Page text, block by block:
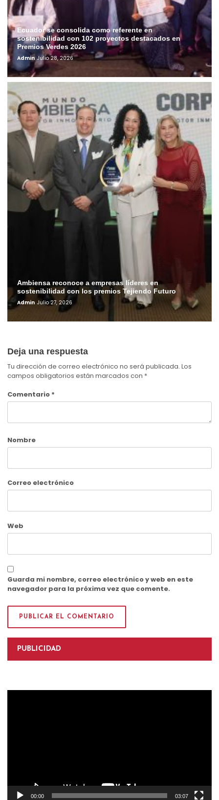
Ecuador se consolida como referente en
sostenibilidad con 102 proyectos destacados en
Premios Verdes 2026
Admin Julio 28, 2026
Ambiensa reconoce a empresas líderes en
sostenibilidad con los premios Tejiendo Futuro
Admin Julio 27, 2026
Deja una respuesta
Tu dirección de correo electrónico no será publicada. Los
campos obligatorios están marcados con *
Comentario *
Nombre
Correo electrónico
Web
Guarda mi nombre, correo electrónico y web en este
navegador para la próxima vez que comente.
PUBLICIDAD
00:00 03:07